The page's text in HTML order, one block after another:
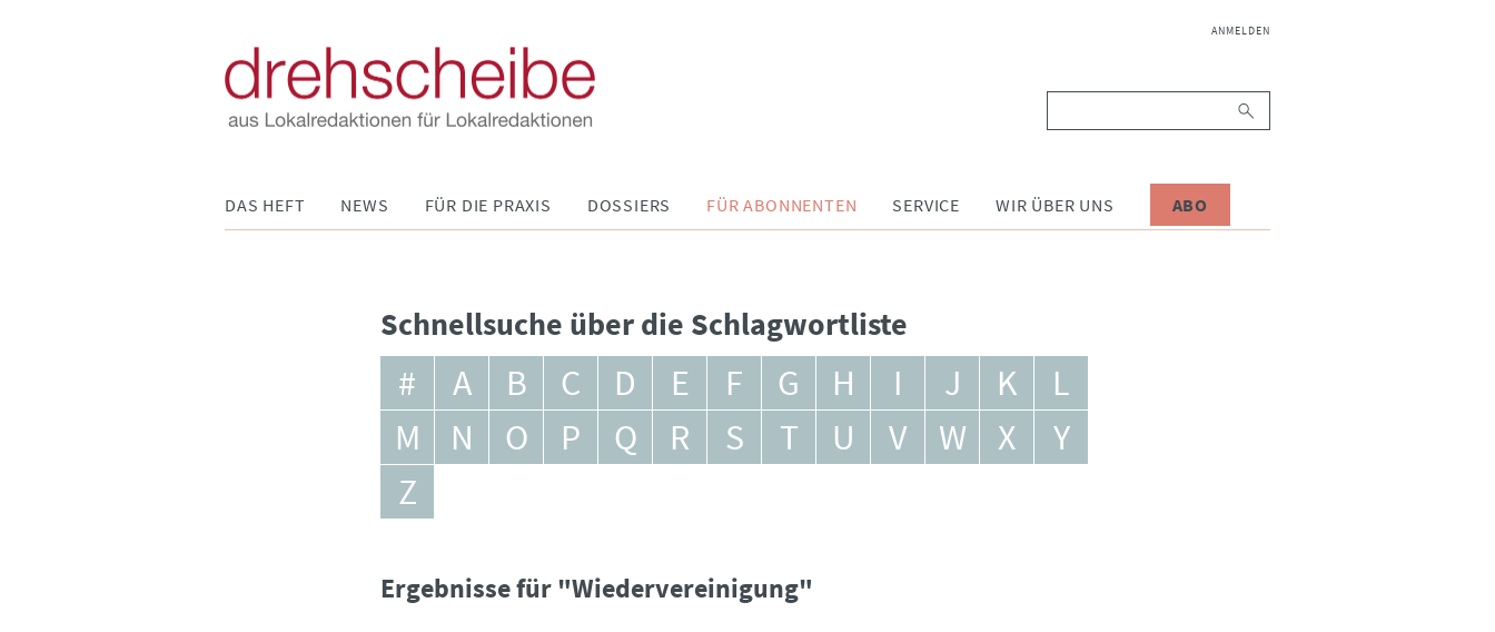
NAVIGATION
ANMELDEN
DAS HEFT NEWS FÜR DIE PRAXIS DOSSIERS FÜR ABONNENTEN SERVICE WIR ÜBER UNS ABO
Schnellsuche über die Schlagwortliste
# A B C D E F G H I J K
L
M
N O P Q R S T U V W X
Y
Z
Ergebnisse für "Wiedervereinigung"